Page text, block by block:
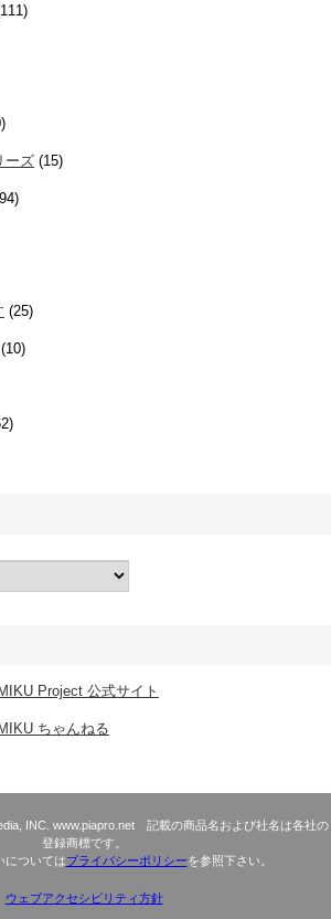
ーズ (15)
(25)
(10)
Project 公式サイト
ちゃんねる
INC. www.piapro.net 記載の商品名および社名は各社の
登録商標です。
についてはプライバシーポリシーを参照下さい。
ウェブアクセシビリティ方針